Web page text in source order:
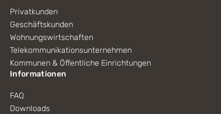
Privatkunden
Geschäftskunden
Wohnungswirtschaften
Telekommunikationsunternehmen
Kommunen & Öffentliche Einrichtungen
Informationen
FAQ
Downloads